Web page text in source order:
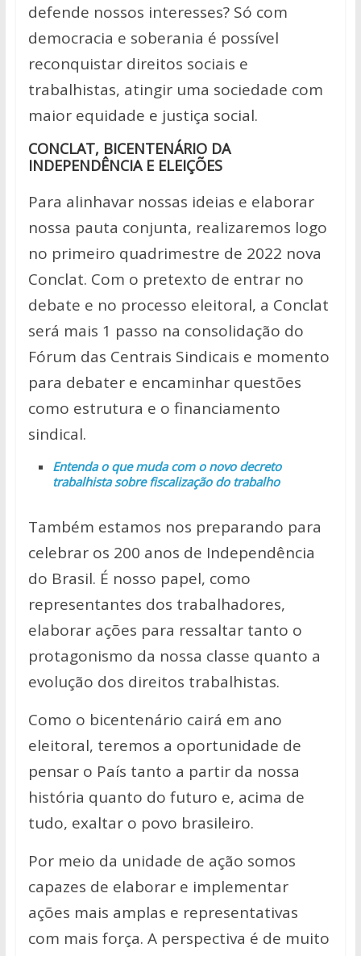
defende nossos interesses? Só com
democracia e soberania é possível
reconquistar direitos sociais e
trabalhistas, atingir uma sociedade com
maior equidade e justiça social.
CONCLAT, BICENTENÁRIO DA
INDEPENDÊNCIA E ELEIÇÕES
Para alinhavar nossas ideias e elaborar
nossa pauta conjunta, realizaremos logo
no primeiro quadrimestre de 2022 nova
Conclat. Com o pretexto de entrar no
debate e no processo eleitoral, a Conclat
será mais 1 passo na consolidação do
Fórum das Centrais Sindicais e momento
para debater e encaminhar questões
como estrutura e o financiamento
sindical.
Entenda o que muda com o novo decreto
trabalhista sobre fiscalização do trabalho
Também estamos nos preparando para
celebrar os 200 anos de Independência
do Brasil. É nosso papel, como
representantes dos trabalhadores,
elaborar ações para ressaltar tanto o
protagonismo da nossa classe quanto a
evolução dos direitos trabalhistas.
Como o bicentenário cairá em ano
eleitoral, teremos a oportunidade de
pensar o País tanto a partir da nossa
história quanto do futuro e, acima de
tudo, exaltar o povo brasileiro.
Por meio da unidade de ação somos
capazes de elaborar e implementar
ações mais amplas e representativas
com mais força. A perspectiva é de muito